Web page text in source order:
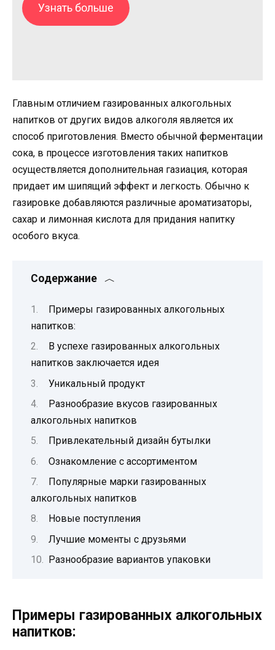
Узнать больше
Главным отличием газированных алкогольных
напитков от других видов алкоголя является их
способ приготовления. Вместо обычной ферментации
сока, в процессе изготовления таких напитков
осуществляется дополнительная газиация, которая
придает им шипящий эффект и легкость. Обычно к
газировке добавляются различные ароматизаторы,
сахар и лимонная кислота для придания напитку
особого вкуса.
Содержание
Примеры газированных алкогольных
напитков:
В успехе газированных алкогольных
напитков заключается идея
Уникальный продукт
Разнообразие вкусов газированных
алкогольных напитков
Привлекательный дизайн бутылки
Ознакомление с ассортиментом
Популярные марки газированных
алкогольных напитков
Новые поступления
Лучшие моменты с друзьями
Разнообразие вариантов упаковки
Примеры газированных алкогольных
напитков: